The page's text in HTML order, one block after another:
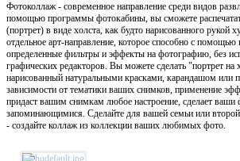
Фотоколлаж - современное направление среди видов
помощью программы фотокабины, вы сможете
(портрет) в виде холста, как будто нарисованного рукой
отдельное арт-направление, которое способно с
определенные фильтры и эффекты на фотографию, без
графических редакторов. Вы можете сделать "портрет на
нарисованный натуральными красками, карандашом или
зависимости от тематики ваших снимков, применение
придаст вашим снимкам любое настроение, сделает ваши
запоминающимися. Сделайте для вашей семьи или
- создайте коллаж из коллекции ваших любимых фото.